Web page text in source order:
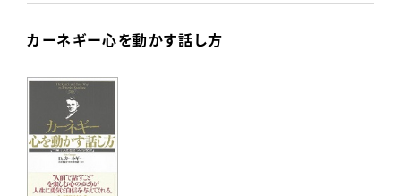
カーネギー心を動かす話し方